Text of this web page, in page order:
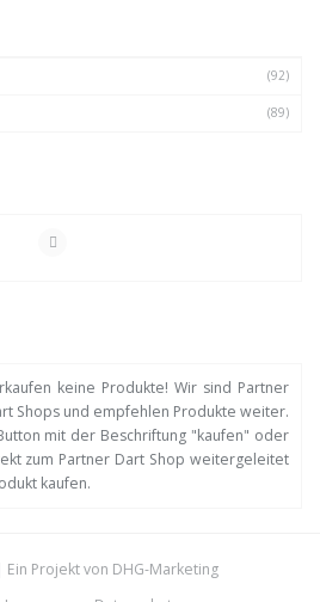
(92)
(89)
keine Produkte! Wir sind Partner
Shops und empfehlen Produkte weiter.
mit der Beschriftung "kaufen" oder
zum Partner Dart Shop weitergeleitet
kaufen.
Projekt von DHG-Marketing